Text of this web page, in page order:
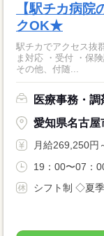
【駅チカ病
クOK★
駅チカでアクセス抜群！！ Wワ
ま対応 ・受付 ・保
その他、付随...
医療事務・調
愛知県名古屋
月給269,250円
19：00〜07：
シフト制 ◇夏